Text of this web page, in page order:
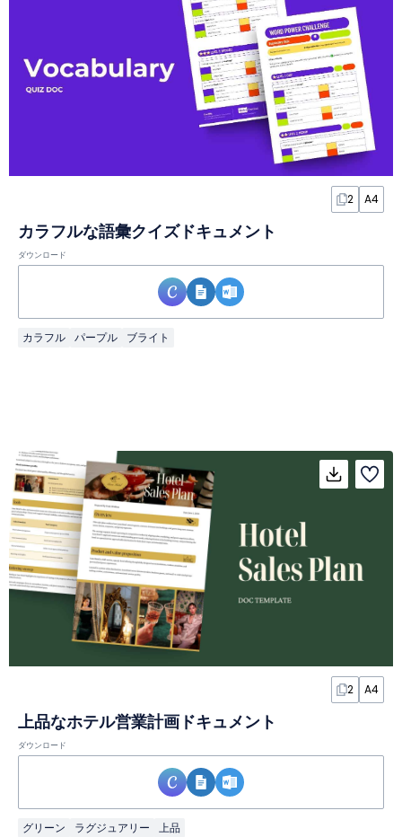
2 A4
カラフルな語彙クイズドキュメント
ダウンロード
カラフル パープル ブライト
2 A4
上品なホテル営業計画ドキュメント
ダウンロード
グリーン ラグジュアリー 上品